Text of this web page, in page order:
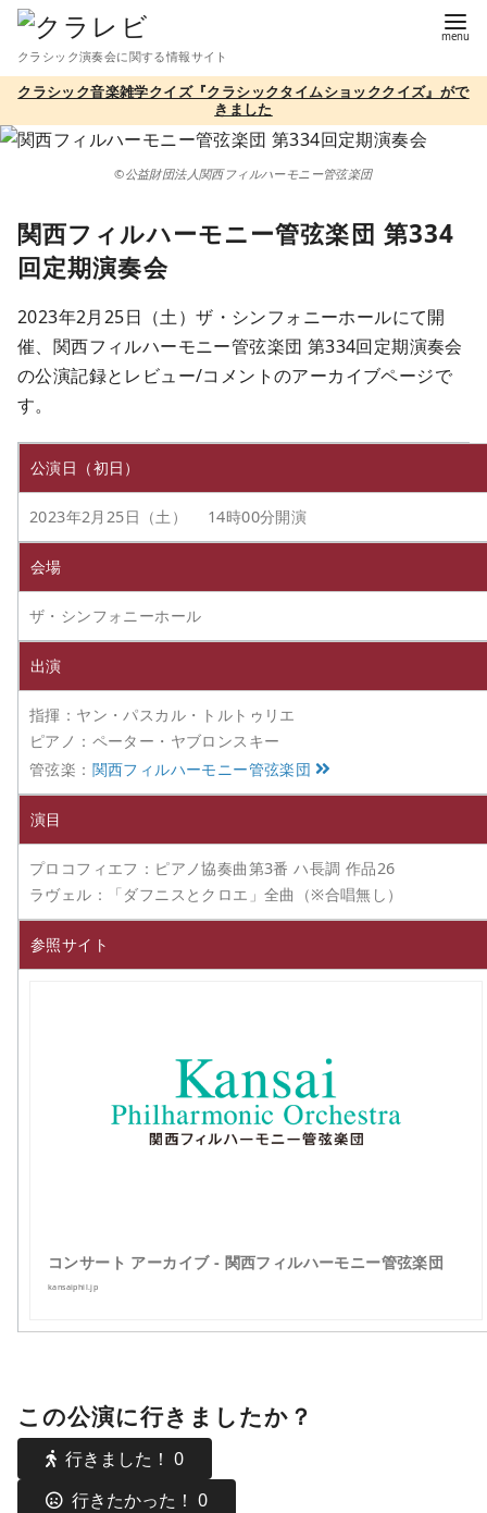
テ
ツ
クラシック演奏会に関する情報サイト
クラシック音楽雑学クイズ『クラシックタイムショッククイズ』がで
きました
©公益財団法人関西フィルハーモニー管弦楽団
関西フィルハーモニー管弦楽団 第334
回定期演奏会
2023年2月25日（土）ザ・シンフォニーホールにて開
催、関西フィルハーモニー管弦楽団 第334回定期演奏会
の公演記録とレビュー/コメントのアーカイブページで
す。
公演日（初日）
2023年2月25日（土） 14時00分開演
会場
ザ・シンフォニーホール
出演
指揮：ヤン・パスカル・トルトゥリエ
ピアノ：ペーター・ヤブロンスキー
管弦楽： 関西フィルハーモニー管弦楽団
演目
プロコフィエフ：ピアノ協奏曲第3番 ハ長調 作品26
ラヴェル：「ダフニスとクロエ」全曲（※合唱無し）
参照サイト
コンサート アーカイブ - 関西フィルハーモニー管弦楽団
kansaiphil.jp
この公演に行きましたか？
行きました！ 0
行きたかった！ 0